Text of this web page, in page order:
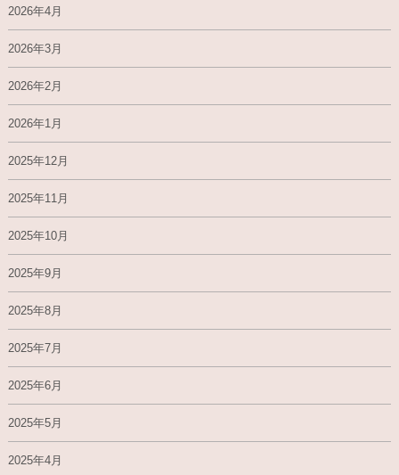
2026年4月
2026年3月
2026年2月
2026年1月
2025年12月
2025年11月
2025年10月
2025年9月
2025年8月
2025年7月
2025年6月
2025年5月
2025年4月